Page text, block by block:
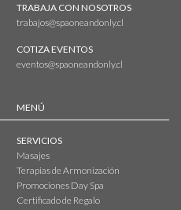
TRABAJA CON NOSOTROS
trabajos@spaoneandonly.cl
COTIZA EVENTOS
eventos@spaoneandonly.cl
MENÚ
SERVICIOS
Masajes
Terapias de Armonización
Promociones Day Spa
Certificado de Regalo